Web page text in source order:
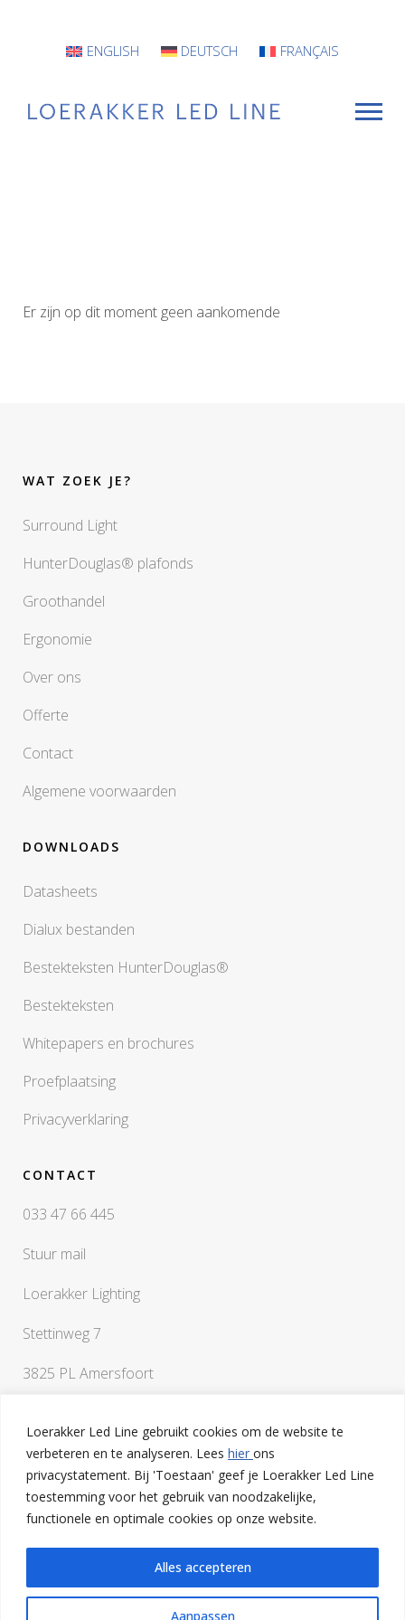
Loerakker Led Line gebruikt cookies om de website te
verbeteren en te analyseren. Lees hier ons
privacystatement. Bij 'Toestaan' geef je Loerakker Led Line
toestemming voor het gebruik van noodzakelijke,
functionele en optimale cookies op onze website.
Aanpassen
Alles accepteren
ENGLISH DEUTSCH FRANÇAIS
Er zijn op dit moment geen aankomende
WAT ZOEK JE?
Surround Light
HunterDouglas® plafonds
Groothandel
Ergonomie
Over ons
Offerte
Contact
Algemene voorwaarden
DOWNLOADS
Datasheets
Dialux bestanden
Bestekteksten HunterDouglas®
Bestekteksten
Whitepapers en brochures
Proefplaatsing
Privacyverklaring
CONTACT
033 47 66 445
Stuur mail
Loerakker Lighting
Stettinweg 7
3825 PL Amersfoort
Als je vragen hebt of een klankbord nodig hebt bij het
uitwerken van je ideeën, ben je van harte welkom op onze
lichtstudio in Amersfoort